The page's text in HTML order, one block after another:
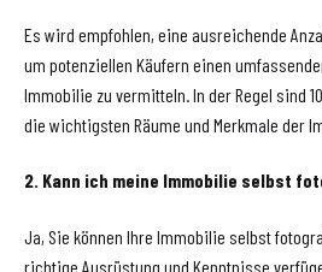
Es wird empfohlen, eine ausreichende
um potenziellen Käufern einen
Immobilie zu vermitteln. In der Regel sind
die wichtigsten Räume und Merkmale der
2. Kann ich meine Immobilie selbst
Ja, Sie können Ihre Immobilie selbst
richtige Ausrüstung und Kenntnisse